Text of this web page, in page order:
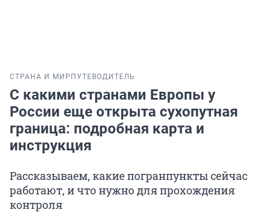
СТРАНА И МИР ПУТЕВОДИТЕЛЬ
С какими странами Европы у
России еще открыта сухопутная
граница: подробная карта и
инструкция
Рассказываем, какие погранпункты сейчас
работают, и что нужно для прохождения
контроля